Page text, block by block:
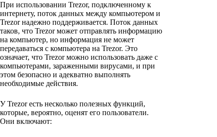
При использовании Trezor, подключенному к
интернету, поток данных между компьютером и
Trezor надежно поддерживается. Поток данных
таков, что Trezor может отправлять информацию
на компьютер, но информация не может
передаваться с компьютера на Trezor. Это
означает, что Trezor можно использовать даже с
компьютерами, зараженными вирусами, и при
этом безопасно и адекватно выполнять
необходимые действия.
У Trezor есть несколько полезных функций,
которые, вероятно, оценят его пользователи.
Они включают: